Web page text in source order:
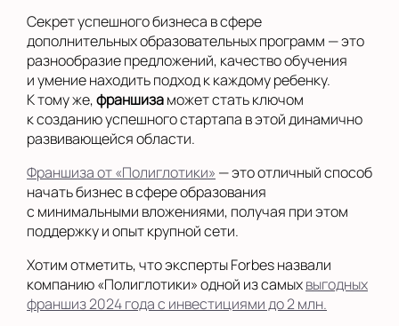
Секрет успешного бизнеса в сфере
дополнительных образовательных программ — это
разнообразие предложений, качество обучения
и умение находить подход к каждому ребенку.
К тому же,франшизаможет стать ключом
к созданию успешного стартапа в этой динамично
развивающейся области.
Франшиза от «Полиглотики» — это отличный способ
начать бизнес в сфере образования
с минимальными вложениями, получая при этом
поддержку и опыт крупной сети.
Хотим отметить, что эксперты Forbes назвали
компанию «Полиглотики» одной из самыхвыгодных
франшиз 2024 года с инвестициями до 2 млн.